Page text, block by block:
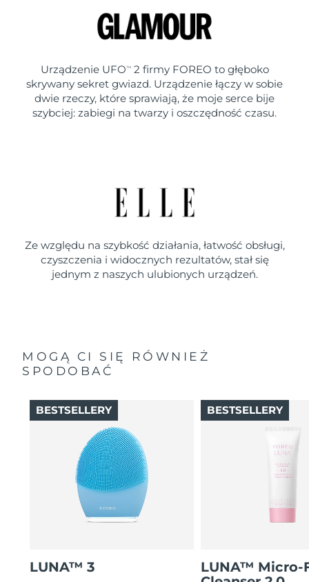
Urządzenie UFO TM2 firmy FOREO to głęboko
skrywany sekret gwiazd. Urządzenie łączy w sobie
dwie rzeczy, które sprawiają, że moje serce bije
szybciej: zabiegi na twarzy i oszczędność czasu.
Ze względu na szybkość działania, łatwość obsługi,
czyszczenia i widocznych rezultatów, stał się
jednym z naszych ulubionych urządzeń.
MOGĄ CI SIĘ RÓWNIEŻ
SPODOBAĆ
LUNA™ 3
BESTSELLERY
LUNA™ Micro-
BESTSELLERY